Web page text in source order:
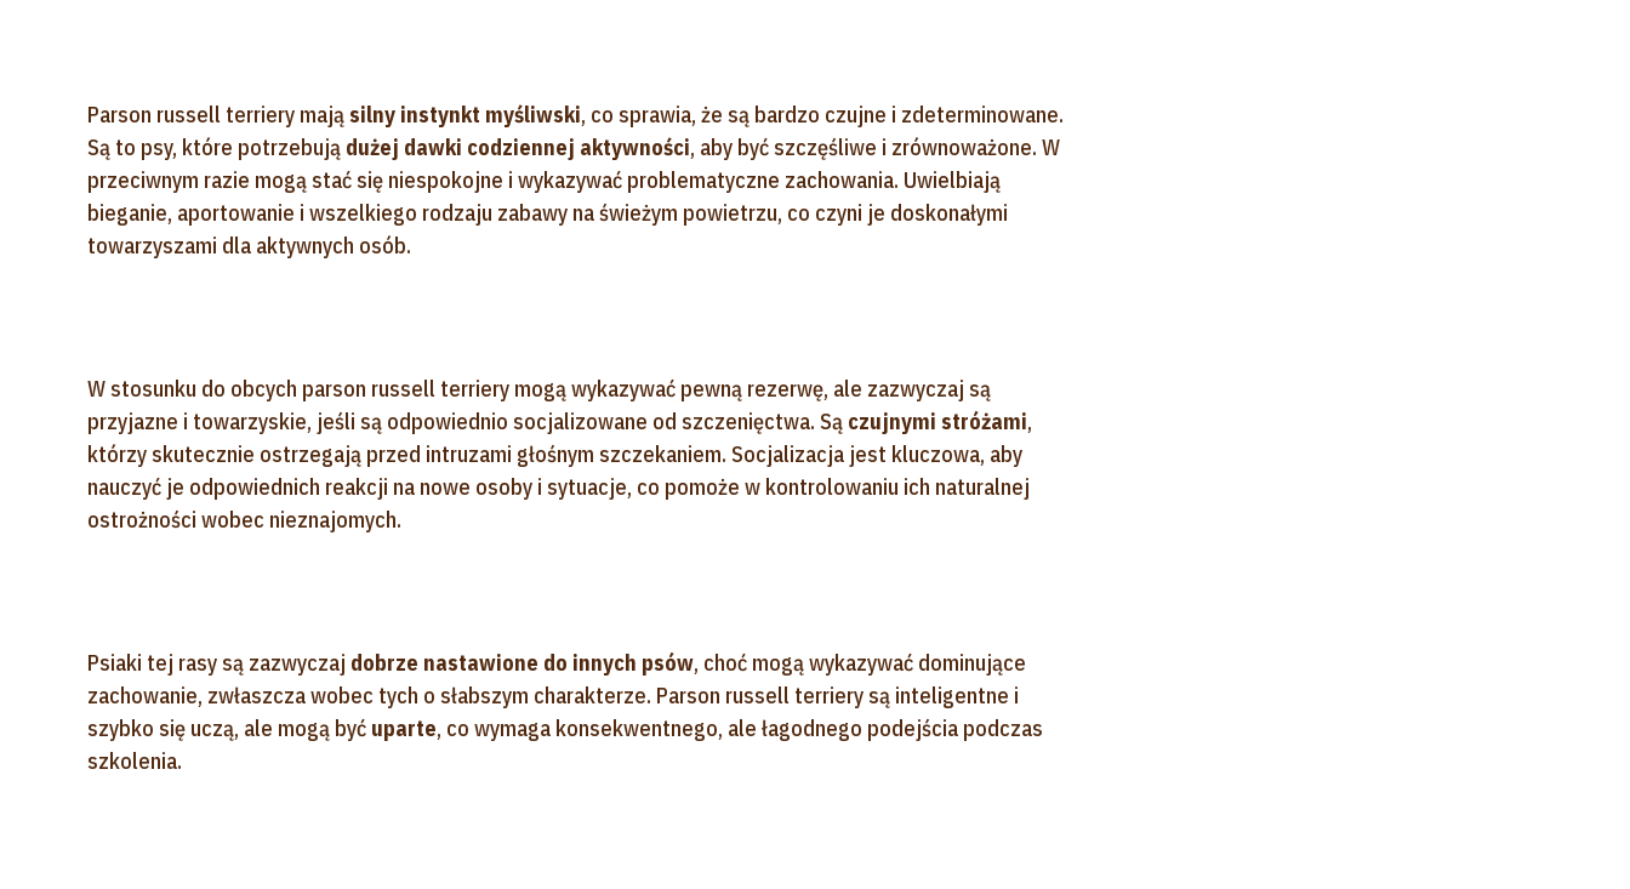
Parson russell terriery mająsilny instynkt myśliwski, co sprawia, że są bardzo czujne i zdeterminowane.
Są to psy, które potrzebują dużej dawki codziennej aktywności, aby być szczęśliwe i zrównoważone. W
przeciwnym razie mogą stać się niespokojne i wykazywać problematyczne zachowania. Uwielbiają
bieganie, aportowanie i wszelkiego rodzaju zabawy na świeżym powietrzu, co czyni je doskonałymi
towarzyszami dla aktywnych osób.
W stosunku do obcych parson russell terriery mogą wykazywać pewną rezerwę, ale zazwyczaj są
przyjazne i towarzyskie, jeśli są odpowiednio socjalizowane od szczenięctwa. Są czujnymi stróżami,
którzy skutecznie ostrzegają przed intruzami głośnym szczekaniem. Socjalizacja jest kluczowa, aby
nauczyć je odpowiednich reakcji na nowe osoby i sytuacje, co pomoże w kontrolowaniu ich naturalnej
ostrożności wobec nieznajomych.
Psiaki tej rasy są zazwyczaj dobrze nastawione do innych psów, choć mogą wykazywać dominujące
zachowanie, zwłaszcza wobec tych o słabszym charakterze. Parson russell terriery są inteligentne i
szybko się uczą, ale mogą być uparte, co wymaga konsekwentnego, ale łagodnego podejścia podczas
szkolenia.